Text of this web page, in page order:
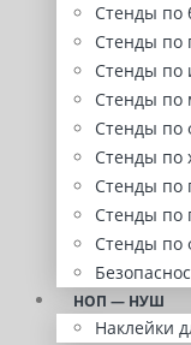
Стенды по
Стенды по
Стенды по
Стенды по
Стенды по
Стенды по
Стенды по
Стенды по
Стенды по
НОП — НУШ
Наклейки